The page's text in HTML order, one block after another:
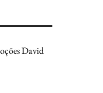
David